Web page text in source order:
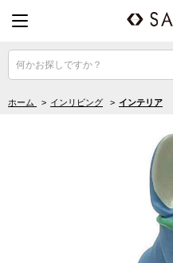
何かお探しですか？
ホーム > インリビング > インテリア